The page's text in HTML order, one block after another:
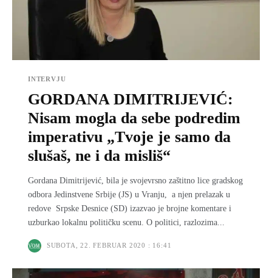
INTERVJU
GORDANA DIMITRIJEVIĆ:
Nisam mogla da sebe podredim
imperativu „Tvoje je samo da
slušaš, ne i da misliš“
Gordana Dimitrijević, bila je svojevrsno zaštitno lice gradskog
odbora Jedinstvene Srbije (JS) u Vranju, a njen prelazak u
redove Srpske Desnice (SD) izazvao je brojne komentare i
uzburkao lokalnu političku scenu. O politici, razlozima...
SUBOTA, 22. FEBRUAR 2020 : 16:41